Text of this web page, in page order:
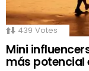
439 Votes
Mini
más potencial